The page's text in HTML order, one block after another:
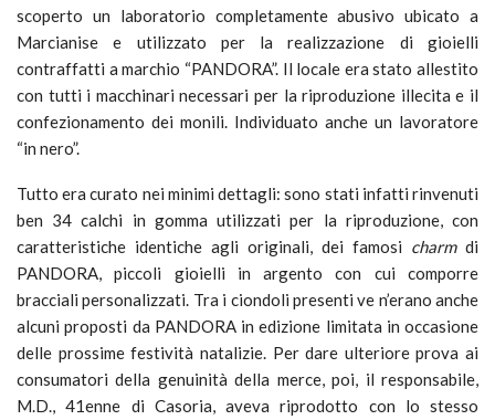
scoperto un laboratorio completamente abusivo ubicato a
Marcianise e utilizzato per la realizzazione di gioielli
contraffatti a marchio “PANDORA”. Il locale era stato allestito
con tutti i macchinari necessari per la riproduzione illecita e il
confezionamento dei monili. Individuato anche un lavoratore
“in nero”.
Tutto era curato nei minimi dettagli: sono stati infatti rinvenuti
ben 34 calchi in gomma utilizzati per la riproduzione, con
caratteristiche identiche agli originali, dei famosi charm di
PANDORA, piccoli gioielli in argento con cui comporre
bracciali personalizzati. Tra i ciondoli presenti ve n’erano anche
alcuni proposti da PANDORA in edizione limitata in occasione
delle prossime festività natalizie. Per dare ulteriore prova ai
consumatori della genuinità della merce, poi, il responsabile,
M.D., 41enne di Casoria, aveva riprodotto con lo stesso